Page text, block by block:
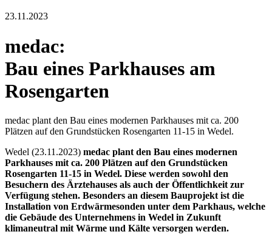
23.11.2023
medac:
Bau eines Parkhauses am
Rosengarten
medac plant den Bau eines modernen Parkhauses mit ca. 200
Plätzen auf den Grundstücken Rosengarten 11-15 in Wedel.
Wedel (23.11.2023) medac plant den Bau eines modernen
Parkhauses mit ca. 200 Plätzen auf den Grundstücken
Rosengarten 11-15 in Wedel. Diese werden sowohl den
Besuchern des Ärztehauses als auch der Öffentlichkeit zur
Verfügung stehen. Besonders an diesem Bauprojekt ist die
Installation von Erdwärmesonden unter dem Parkhaus, welche
die Gebäude des Unternehmens in Wedel in Zukunft
klimaneutral mit Wärme und Kälte versorgen werden.